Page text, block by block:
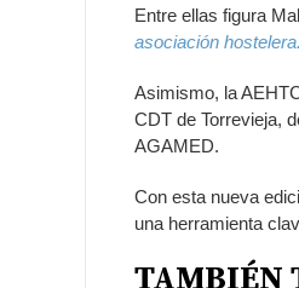
Entre ellas figura
asociación hostelera.
Asimismo, la
CDT de Torrevieja,
AGAMED.
Con esta nueva
una herramienta
TAMBIÉN